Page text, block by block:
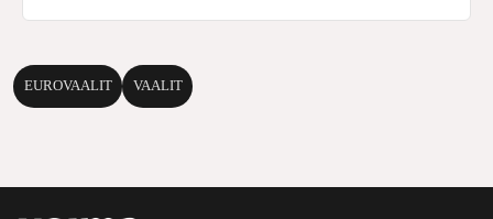
EUROVAALIT VAALIT